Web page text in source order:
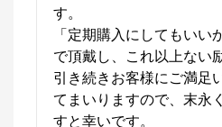
す。
「定期購入にしてもいい
で頂戴し、これ以上ない
引き続きお客様にご満足
てまいりますので、末永
すと幸いです。